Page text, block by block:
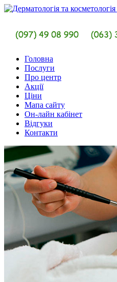
Головна
Послуги
Про центр
Акції
Ціни
Мапа сайту
Он-лайн кабінет
Відгуки
Контакти